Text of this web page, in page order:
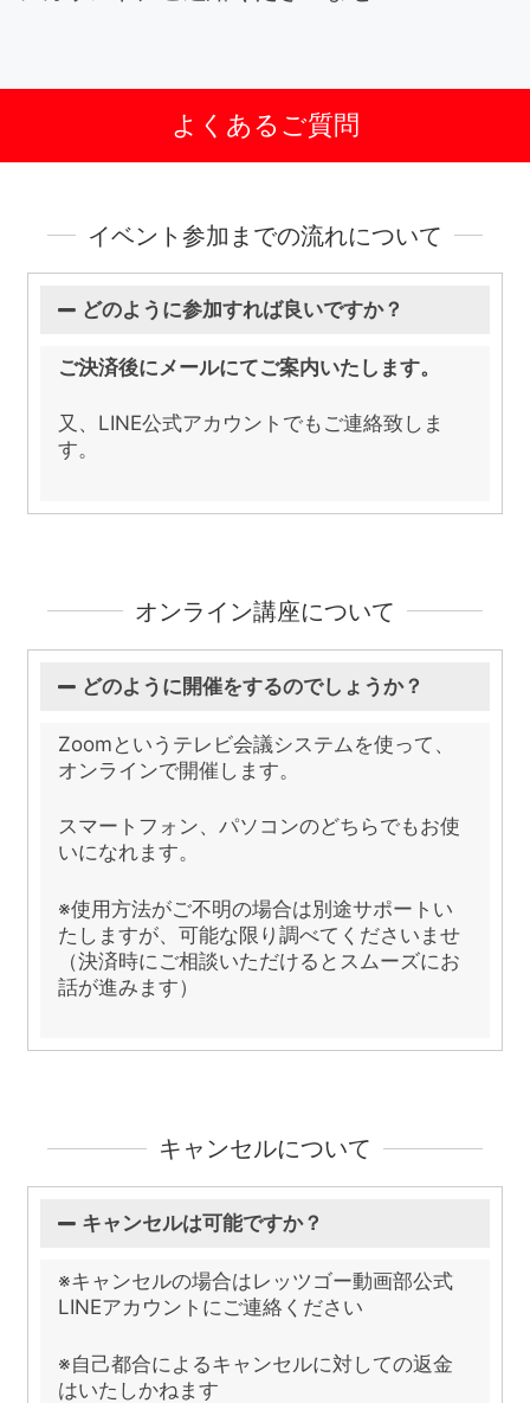
よくあるご質問
イベント参加までの流れについて
どのように参加すれば良いですか？
ご決済後にメールにてご案内いたします。
又、LINE公式アカウントでもご連絡致しま
す。
オンライン講座について
どのように開催をするのでしょうか？
Zoomというテレビ会議システムを使って、
オンラインで開催します。
スマートフォン、パソコンのどちらでもお使
いになれます。
※使用方法がご不明の場合は別途サポートい
たしますが、可能な限り調べてくださいませ
（決済時にご相談いただけるとスムーズにお
話が進みます）
キャンセルについて
キャンセルは可能ですか？
※キャンセルの場合はレッツゴー動画部公式
LINEアカウントにご連絡ください
※自己都合によるキャンセルに対しての返金
はいたしかねます